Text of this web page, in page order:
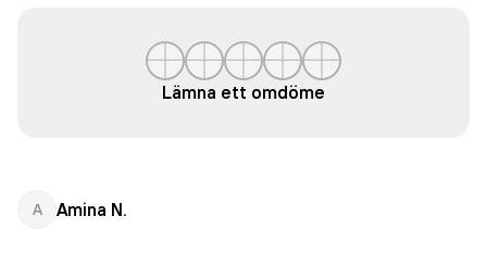
Lämna ett omdöme
A Amina N.